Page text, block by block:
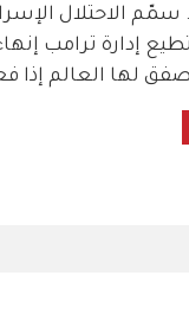
سمّم الاحتلال
إدارة ترامب
لها العالم إذا